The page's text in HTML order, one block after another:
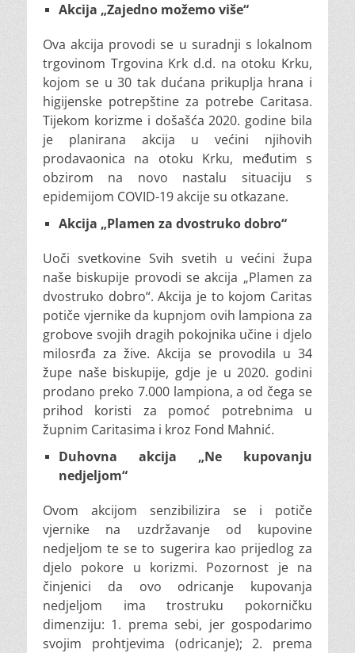
Akcija „Zajedno možemo više“
Ova akcija provodi se u suradnji s lokalnom
trgovinom Trgovina Krk d.d. na otoku Krku,
kojom se u 30 tak dućana prikuplja hrana i
higijenske potrepštine za potrebe Caritasa.
Tijekom korizme i došašća 2020. godine bila
je planirana akcija u većini njihovih
prodavaonica na otoku Krku, međutim s
obzirom na novo nastalu situaciju s
epidemijom COVID-19 akcije su otkazane.
Akcija „Plamen za dvostruko dobro“
Uoči svetkovine Svih svetih u većini župa
naše biskupije provodi se akcija „Plamen za
dvostruko dobro“. Akcija je to kojom Caritas
potiče vjernike da kupnjom ovih lampiona za
grobove svojih dragih pokojnika učine i djelo
milosrđa za žive. Akcija se provodila u 34
župe naše biskupije, gdje je u 2020. godini
prodano preko 7.000 lampiona, a od čega se
prihod koristi za pomoć potrebnima u
župnim Caritasima i kroz Fond Mahnić.
Duhovna akcija „Ne kupovanju
nedjeljom“
Ovom akcijom senzibilizira se i potiče
vjernike na uzdržavanje od kupovine
nedjeljom te se to sugerira kao prijedlog za
djelo pokore u korizmi. Pozornost je na
činjenici da ovo odricanje kupovanja
nedjeljom ima trostruku pokorničku
dimenziju: 1. prema sebi, jer gospodarimo
svojim prohtjevima (odricanje); 2. prema